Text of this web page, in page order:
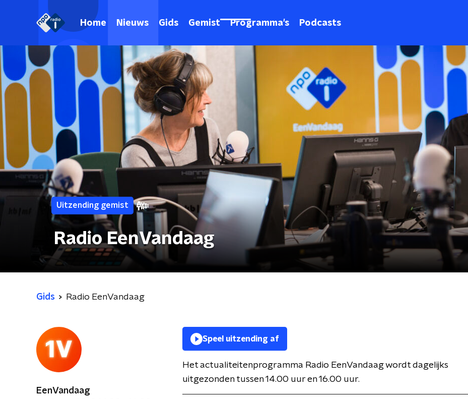
Home Nieuws Gids Gemist Programma's Podcasts
Uitzending gemist
Radio EenVandaag
Gids Radio EenVandaag
EenVandaag
Speel uitzending af
Het actualiteitenprogramma Radio EenVandaag wordt dagelijks
uitgezonden tussen 14.00 uur en 16.00 uur.